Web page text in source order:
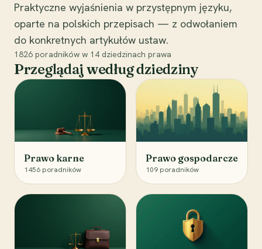
Praktyczne wyjaśnienia w przystępnym języku,
oparte na polskich przepisach — z odwołaniem
do konkretnych artykułów ustaw.
1826 poradników w 14 dziedzinach prawa
Przeglądaj według dziedziny
Prawo karne
1456 poradników
Prawo gospodarcze
109 poradników